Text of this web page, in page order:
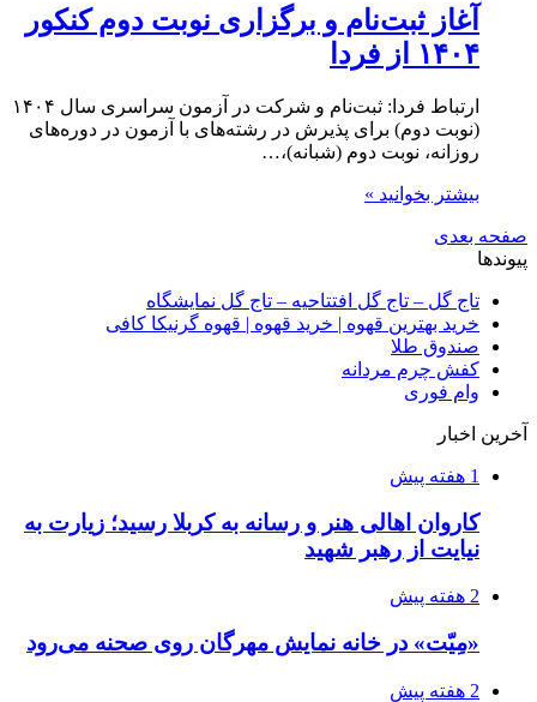
آغاز ثبت‌نام و برگزاری نوبت دوم کنکور
۱۴۰۴ از فردا
ارتباط فردا: ثبت‌نام‌ و شرکت‌ در آزمون‌ سراسری‌ سال ۱۴۰۴
(نوبت دوم) برای‌ پذیرش در رشته‌های با آزمون در دوره‌های‌
روزانه، نوبت دوم (شبانه)،…
بیشتر بخوانید »
صفحه بعدی
پیوندها
تاج گل – تاج گل افتتاحیه – تاج گل نمایشگاه
خرید بهترین قهوه | خرید قهوه | قهوه گرنیکا کافی
صندوق طلا
کفش چرم مردانه
وام فوری
آخرین اخبار
1 هفته پیش
کاروان اهالی هنر و رسانه به کربلا رسید؛ زیارت به
نیایت از رهبر شهید
2 هفته پیش
«مِیّت» در خانه نمایش مهرگان روی صحنه می‌رود
2 هفته پیش